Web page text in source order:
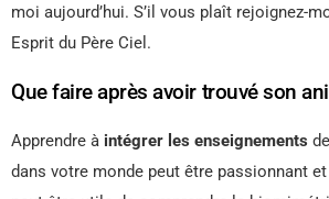
moi aujourd’hui. S’il vous plaît rejoignez-
Esprit du Père Ciel.
Que faire après avoir trouvé son
Apprendre à intégrer les enseignements
dans votre monde peut être passionnant et